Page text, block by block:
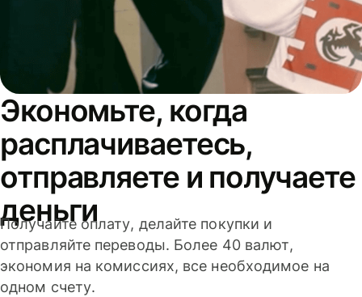
Экономьте, когда
расплачиваетесь,
отправляете и получаете
деньги
Получайте оплату, делайте покупки и
отправляйте переводы. Более 40 валют,
экономия на комиссиях, все необходимое на
одном счету.